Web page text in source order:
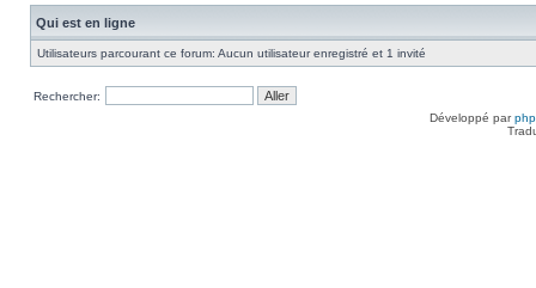
Qui est en ligne
Utilisateurs parcourant ce forum: Aucun utilisateur enregistré et 1 invité
Rechercher:
Développé par